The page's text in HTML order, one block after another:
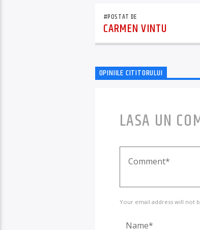
#POSTAT DE
CARMEN VINTU
OPINIILE CITITORULUI
LASA UN
Your email address will not